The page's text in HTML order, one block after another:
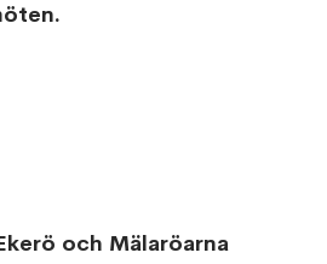
och Mälaröarna